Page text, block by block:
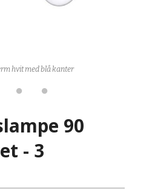
hvit med blå kanter
90
- 3